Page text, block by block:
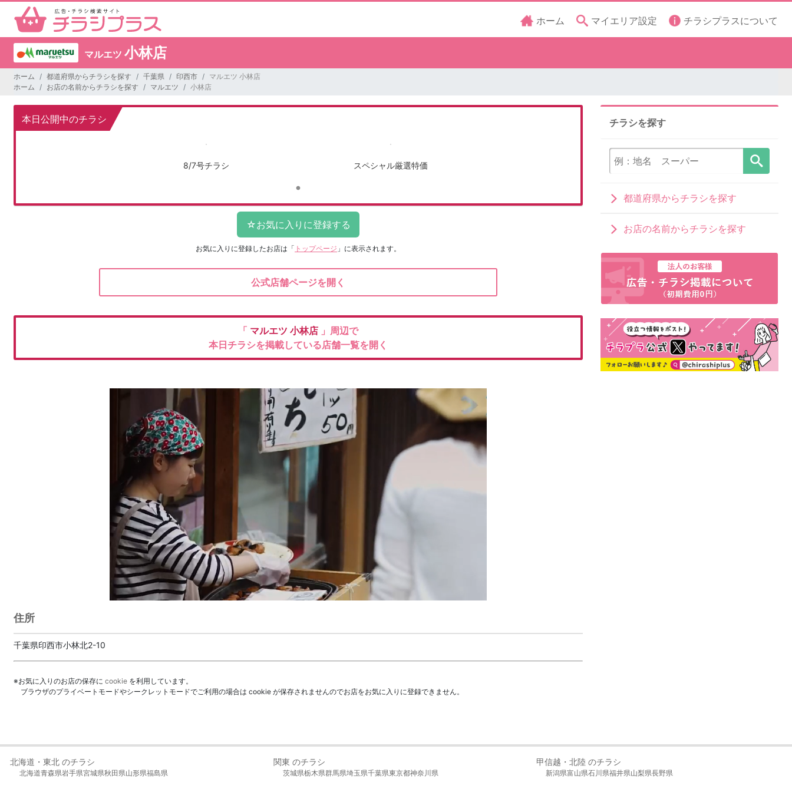
ホーム マイエリア設定 チラシプラスについて
マルエツ 小林店
ホーム 都道府県からチラシを探す 千葉県 印西市
マルエツ 小林店
ホーム
お店の名前からチラシを探す マルエツ 小林店
本日公開中のチラシ
8/7号チラシ スペシャル厳選特価
お気に入りに登録したお店は 「 トップページ 」に表示されます。
公式店舗ページを開く
「 マルエツ 小林店 」周辺で
本日チラシを掲載している店舗一覧を開く
住所
千葉県印西市小林北2-10
※お気に入りのお店の保存に cookie を利用しています。
ブラウザのプライベートモードやシークレットモードでご利用の場合は cookie が保存されませんのでお店をお気に入りに登録できません。
チラシを探す
都道府県からチラシを探す
お店の名前からチラシを探す
北海道・東北 のチラシ
北海道青森県岩手県宮城県秋田県山形県福島県
関東 のチラシ
茨城県栃木県群馬県埼玉県千葉県東京都神奈川県
甲信越・北陸 のチラシ
新潟県富山県石川県福井県山梨県長野県